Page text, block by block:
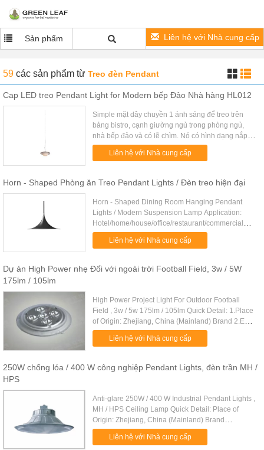
Sản phẩm Liên hệ với Nhà cung cấp
59 các sản phẩm từ Treo đèn Pendant
Cap LED treo Pendant Light for Modern bếp Đảo Nhà hàng HL012
Simple mặt dây chuyền 1 ánh sáng để treo trên
bảng bistro, cạnh giường ngủ trong phòng ngủ,
nhà bếp đảo và có lẽ chìm. Nó có hình dạng nắp
trong niken chải với arylic và nhôm và đèn LED
bên trong. Cao CRI đạt ...
Liên hệ với Nhà cung cấp
Horn - Shaped Phòng ăn Treo Pendant Lights / Đèn treo hiện đại
Horn - Shaped Dining Room Hanging Pendant
Lights / Modern Suspension Lamp Application:
Hotel/home/house/office/restaurant/commercial
store/banquet hall/living room/bed
room/studio/dining room. Competitive ...
Liên hệ với Nhà cung cấp
Dự án High Power nhẹ Đối với ngoài trời Football Field, 3w / 5W
175lm / 105lm
High Power Project Light For Outdoor Football
Field , 3w / 5w 175lm / 105lm Quick Detail: 1.Place
of Origin: Zhejiang, China (Mainland) Brand 2.Ex-
mark:Exd I Mb 3.Number: CNFC9173 4.Watt:
3w,5w 5.Rated voltage ...
Liên hệ với Nhà cung cấp
250W chống lóa / 400 W công nghiệp Pendant Lights, đèn trần MH /
HPS
Anti-glare 250W / 400 W Industrial Pendant Lights ,
MH / HPS Ceiling Lamp Quick Detail: Place of
Origin: Zhejiang, China (Mainland) Brand
Number:CNGC9830 Light Source:MH/HPS Watt:
250W/400W Material: aluminum ....
Liên hệ với Nhà cung cấp